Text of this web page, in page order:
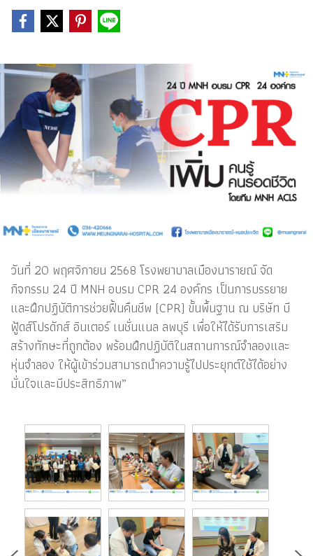
วันที่ 20 พฤศจิกายน 2568 โรงพยาบาลเมืองนารายณ์ จัด
กิจกรรม 24 ปี MNH อบรม CPR 24 องค์กร เป็นการบรรยาย
และฝึกปฏิบัติการช่วยฟื้นคืนชีพ (CPR) ขั้นพื้นฐาน ณ บริษัท บี
ฟู้ดส์โปรดักส์ อินเตอร์ เนชั่นแนล ลพบุรี เพื่อให้ได้รับการเสริม
สร้างทักษะที่ถูกต้อง พร้อมฝึกปฏิบัติในสถานการณ์จำลองและ
หุ่นจำลอง ให้ผู้เข้าร่วมสามารถนำความรู้ไปประยุกต์ใช้ได้อย่าง
มั่นใจและมีประสิทธิภาพ”